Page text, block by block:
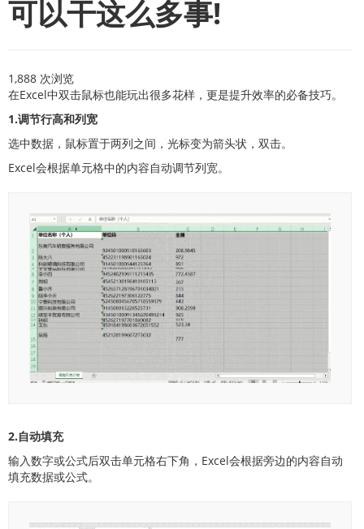
可以干这么多事!
1,888 次浏览
在Excel中双击鼠标也能玩出很多花样，更是提升效率的必备技巧。
1.调节行高和列宽
选中数据，鼠标置于两列之间，光标变为箭头状，双击。
Excel会根据单元格中的内容自动调节列宽。
2.自动填充
输入数字或公式后双击单元格右下角，Excel会根据旁边的内容自动
填充数据或公式。